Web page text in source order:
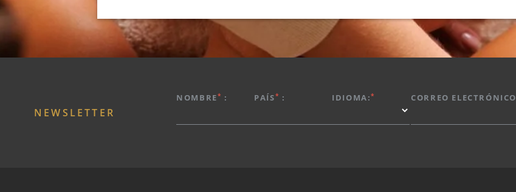
NOMBRE* : PAÍS* : IDIOMA:* CORREO ELECTRÓNICO
NEWSLETTER
RESTAURANTE